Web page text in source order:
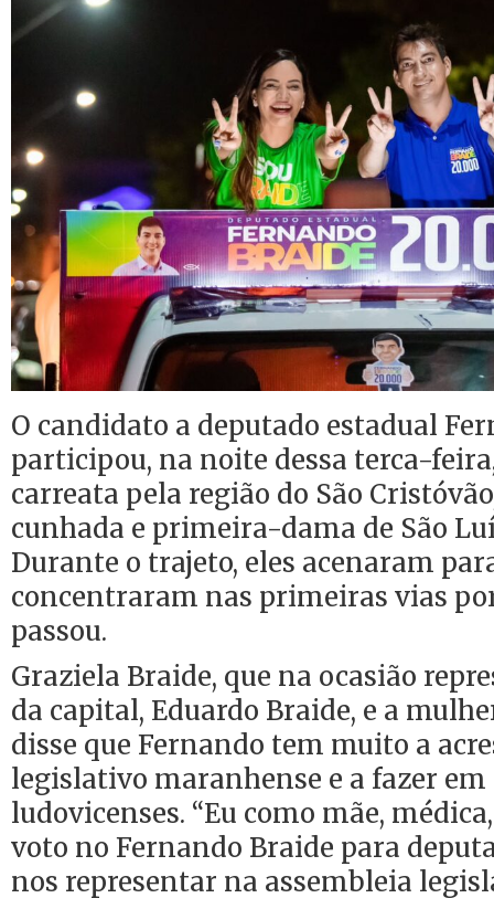
O candidato a deputado estadual
participou, na noite dessa terca-
carreata pela região do São
cunhada e primeira-dama de São
Durante o trajeto, eles acenaram
concentraram nas primeiras vias
passou.
Graziela Braide, que na ocasião
da capital, Eduardo Braide, e a
disse que Fernando tem muito a
legislativo maranhense e a fazer em
ludovicenses. “Eu como mãe,
voto no Fernando Braide para
nos representar na assembleia